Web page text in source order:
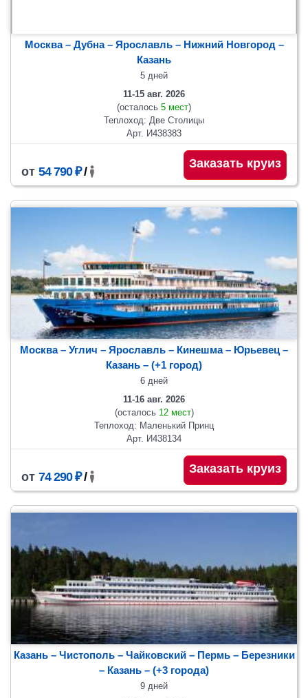
Москва – Дубна – Ярославль – Нижний Новгород –
Казань
5 дней
11-15 авг. 2026
(осталось 5 мест)
Теплоход: Две Столицы
Арт. И438383
от 54 790 ₽/
Заказать круиз
Москва – Углич – Ярославль – Кинешма – Юрьевец –
Казань – (+1 город)
6 дней
11-16 авг. 2026
(осталось 12 мест)
Теплоход: Маленький Принц
Арт. И438134
от 74 290 ₽/
Заказать круиз
Казань – Чистополь – Чайковский – Пермь – Березники
– Казань – (+3 города)
9 дней